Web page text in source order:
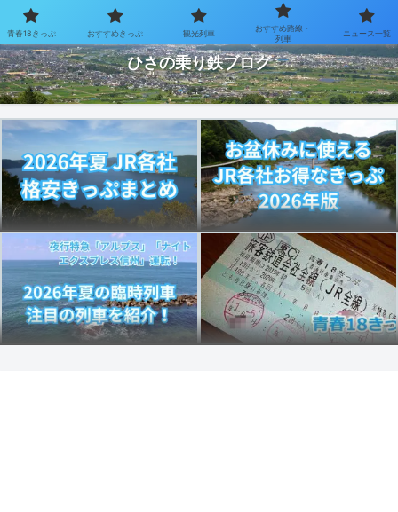
お得なきっぷで乗り鉄を楽しむブログ
ひさの乗り鉄ブログ
青春18きっぷ おすすめきっぷ 観光列車
おすすめ路線・
列車
ニュース一覧